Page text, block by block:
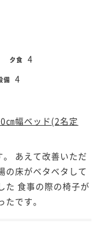
夕食 4
備 4
㎝幅ベッド(2名定
あえて改善いただ
の床がベタベタして
食事の際の椅子が
です。